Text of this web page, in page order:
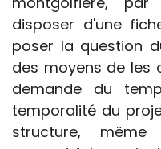
disposer d'une
poser la question
des moyens de les
demande du
temporalité du
structure,